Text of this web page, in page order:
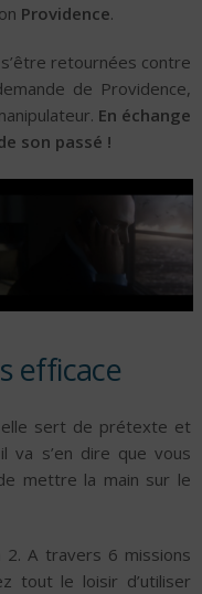
Providence.
retournées contre
de Providence,
En échange
son passé !
efficace
elle sert de prétexte et
va s’en dire que vous
mettre la main sur le
A travers 6 missions
tout le loisir d’utiliser